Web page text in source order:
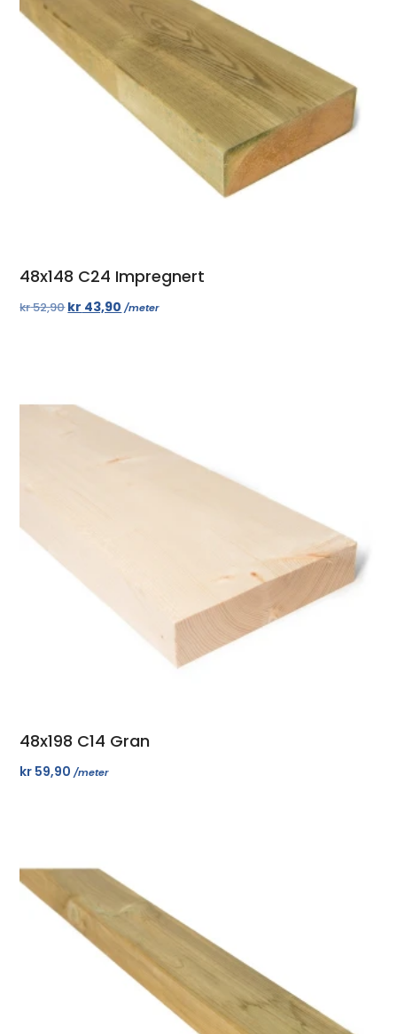
48x148 C24 Impregnert
kr52,90kr 43,90 /meter
48x198 C14 Gran
kr 59,90 /meter